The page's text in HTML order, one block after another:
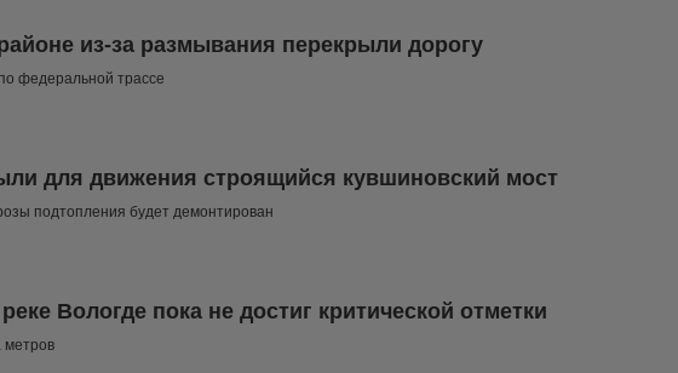
из-за размывания перекрыли дорогу
федеральной трассе
для движения строящийся кувшиновский мост
подтопления будет демонтирован
Вологде пока не достиг критической отметки
метров